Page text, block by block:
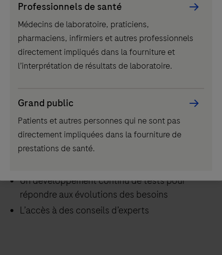
permettant d’éviter les erreurs de diagnostic et
les tests répétés
Des processus automatisés et normalisés
minimisant le risque d’erreurs humaines
Une adoption facile
existantes simplifiant la formation
De larges menus de tests augmentant la
consolidation et réduisant la nécessité
d'externaliser des tests
Un développement continu de tests pour
répondre aux évolutions des besoins
L’accès à des conseils d’experts
Picker
component
Professionnels de santé
Médecins de laboratoire, praticiens,
pharmaciens, infirmiers et autres professionnels
directement impliqués dans la fourniture et
l’interprétation de résultats de laboratoire.
Grand public
Patients et autres personnes qui ne sont pas
directement impliquées dans la fourniture de
prestations de santé.